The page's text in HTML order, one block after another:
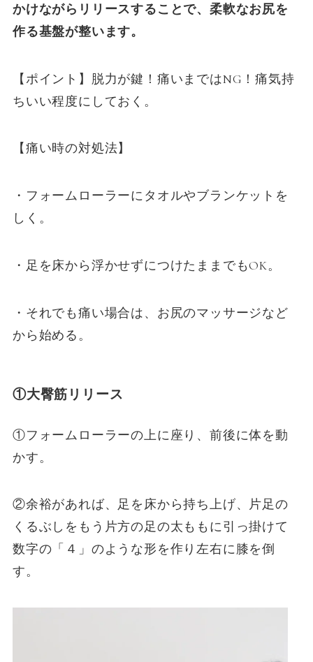
かけながらリリースすることで、柔軟なお尻を
作る基盤が整います。
【ポイント】脱力が鍵！痛いまではNG！痛気持
ちいい程度にしておく。
【痛い時の対処法】
・フォームローラーにタオルやブランケットを
しく。
・足を床から浮かせずにつけたままでもOK。
・それでも痛い場合は、お尻のマッサージなど
から始める。
①大臀筋リリース
①フォームローラーの上に座り、前後に体を動
かす。
②余裕があれば、足を床から持ち上げ、片足の
くるぶしをもう片方の足の太ももに引っ掛けて
数字の「４」のような形を作り左右に膝を倒
す。